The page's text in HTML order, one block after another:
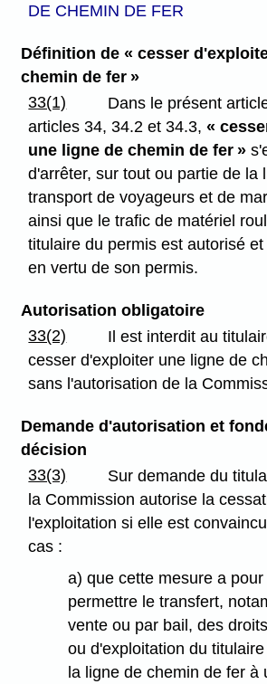
DE CHEMIN DE FER
Définition de « cesser
chemin de fer »
33(1)
Dans le présent
articles 34, 34.2 et 34.3,«
une ligne de chemin de fer »
d'arrêter, sur tout ou partie de la
transport de voyageurs et de
ainsi que le trafic de matériel
titulaire du permis est autorisé
en vertu de son permis.
Autorisation obligatoire
33(2)
Il est interdit au
cesser d'exploiter une ligne de
sans l'autorisation de la
Demande d'autorisation et
décision
33(3)
Sur demande du
la Commission autorise la
l'exploitation si elle est
cas :
a) que cette mesure a
permettre le transfert,
vente ou par bail, des
ou d'exploitation du
la ligne de chemin de fer à